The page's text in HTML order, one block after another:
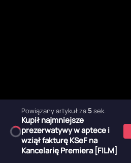
Powiązany artykuł za3sek.
Kupił najmniejsze
prezerwatywy w aptece i
wziął fakturę KSeF na
Kancelarię Premiera [FILM]